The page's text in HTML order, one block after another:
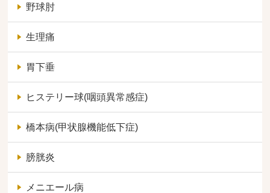
野球肘
生理痛
胃下垂
ヒステリー球(咽頭異常感症)
橋本病(甲状腺機能低下症)
膀胱炎
メニエール病